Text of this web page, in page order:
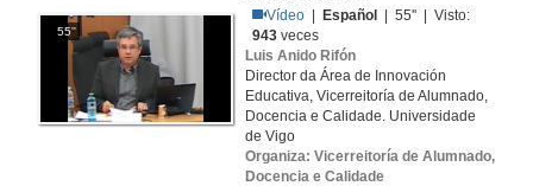
55''
Vídeo
Español
| 55'' | Visto:
943 veces
Luis Anido Rifón
Director da Área de Innovación
Educativa, Vicerreitoría de Alumnado,
Docencia e Calidade. Universidade
de Vigo
Organiza: Vicerreitoría de Alumnado,
Docencia e Calidade